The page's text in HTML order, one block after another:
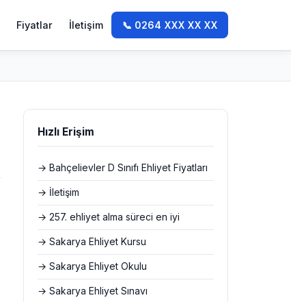
Fiyatlar İletişim 📞 0264 XXX XX XX
Hızlı Erişim
→ Bahçelievler D Sınıfı Ehliyet Fiyatları
→ İletişim
→ 257. ehliyet alma süreci en iyi
→ Sakarya Ehliyet Kursu
→ Sakarya Ehliyet Okulu
→ Sakarya Ehliyet Sınavı